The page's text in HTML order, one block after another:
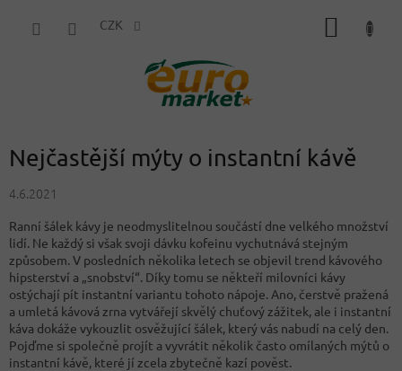
CZK
Nejčastější mýty o instantní kávě
4.6.2021
Ranní šálek kávy je neodmyslitelnou součástí dne velkého množství
lidí. Ne každý si však svoji dávku kofeinu vychutnává stejným
způsobem. V posledních několika letech se objevil trend kávového
hipsterství a „snobství“. Díky tomu se někteří milovníci kávy
ostýchají pít instantní variantu tohoto nápoje. Ano, čerstvě pražená
a umletá kávová zrna vytvářejí skvělý chuťový zážitek, ale i instantní
káva dokáže vykouzlit osvěžující šálek, který vás nabudí na celý den.
Pojďme si společně projít a vyvrátit několik často omílaných mýtů o
instantní kávě, které jí zcela zbytečně kazí pověst.